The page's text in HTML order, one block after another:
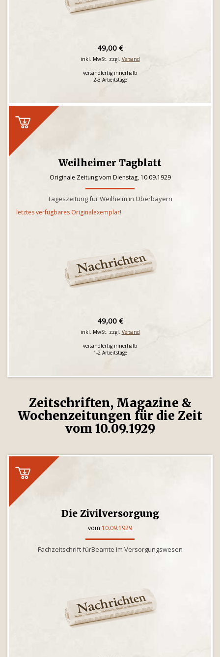
49,00 €
inkl. MwSt. zzgl. Versand
versandfertig innerhalb
2-3 Arbeitstage
Weilheimer Tagblatt
Originale Zeitung vom Dienstag, 10.09.1929
Tageszeitung für Weilheim in Oberbayern
letztes verfügbares Originalexemplar!
49,00 €
inkl. MwSt. zzgl. Versand
versandfertig innerhalb
1-2 Arbeitstage
Zeitschriften, Magazine &
Wochenzeitungen für die Zeit
vom 10.09.1929
Die Zivilversorgung
vom 10.09.1929
Fachzeitschrift fürBeamte im Versorgungswesen